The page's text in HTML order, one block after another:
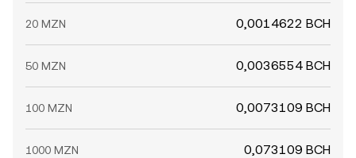
20 MZN 0,0014622 BCH
50 MZN 0,0036554 BCH
100 MZN 0,0073109 BCH
1000 MZN 0,073109 BCH